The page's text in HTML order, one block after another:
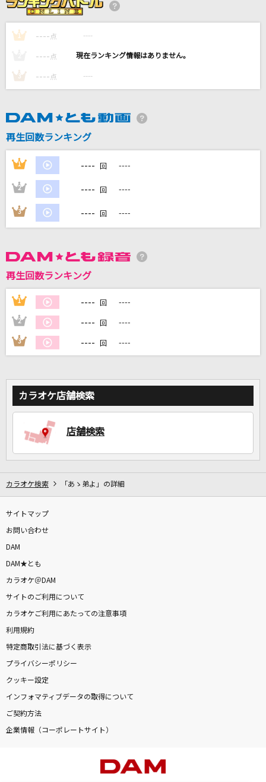
Kiroro
[生音]又三郎
[生音]ニュー・ムーンに逢いましょう
CHiCO with HoneyWorks
カラオケ最新情報をチェック！
1 ---- 点 ----
---- 点 ----
3 ---- 点 ----
再生回数ランキング
1 ---- 回 ----
2 ---- 回 ----
3 ---- 回 ----
再生回数ランキング
1 ---- 回 ----
2 ---- 回 ----
3 ---- 回 ----
カラオケ店舗検索
店舗検索
カラオケ検索 「あゝ弟よ」の詳細
サイトマップ
お問い合わせ
DAM
DAM★とも
カラオケ＠DAM
サイトのご利用について
カラオケご利用にあたっての注意事項
利用規約
特定商取引法に基づく表示
プライバシーポリシー
クッキー設定
インフォマティブデータの取得について
ご契約方法
企業情報（コーポレートサイト）